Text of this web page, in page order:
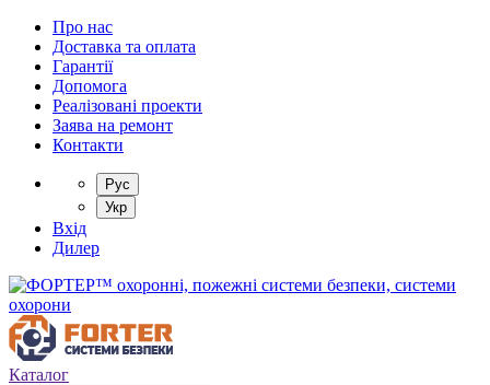
Про нас
Доставка та оплата
Гарантії
Допомога
Реалізовані проекти
Заява на ремонт
Контакти
Рус
Укр
Вхід
Дилер
Каталог